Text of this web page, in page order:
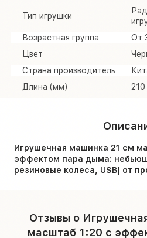
Тип игрушки
Возрастная группа
От
Цвет
Страна производитель
Длина (мм)
210
Игрушечная машинка 21 см
эффектом пара дыма:
резиновые колеса, USB| от
Отзывы о
масштаб 1:20 с